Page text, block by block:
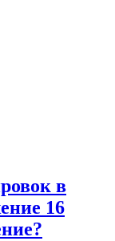
в
16